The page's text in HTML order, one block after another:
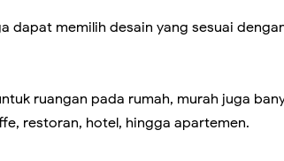
dapat memilih desain yang sesuai
ruangan pada rumah, murah juga
restoran, hotel, hingga apartemen.